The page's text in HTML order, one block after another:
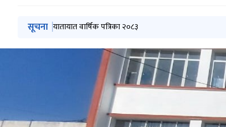
मुख्य नेभिगेसनमा जानुहोस्
सूचना सवारी चालक अनुमति पत्र तथा सवारी दर्ता प्रणाली
यातायात वार्षिक पत्रिका २०८३